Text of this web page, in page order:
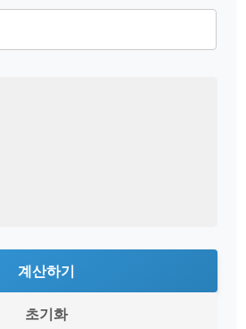
계산하기
초기화